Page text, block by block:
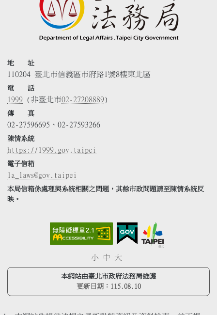
地 址
110204 臺北市信義區市府路1號8樓東北區
電 話
1999 (非臺北市02-27208889)
傳 真
02-27596695、02-27593266
陳情系統
https://1999.gov.taipei
電子信箱
la_laws@gov.taipei
本局信箱係處理與系統相關之問題，其餘市政問題請至陳情系統反
映。
小 中 大
本網站由臺北市政府法務局維護
更新日期： 115.08.10